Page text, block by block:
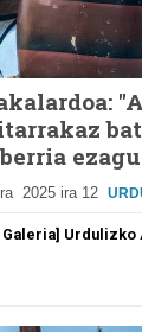
2025 ira 12
Urdulizko